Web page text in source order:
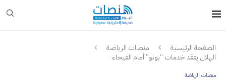
الصفحة الرئيسية
منصات الرياضة
الهلال يفقد خدمات “بونو” أمام الفيحاء
منصات الرياضة